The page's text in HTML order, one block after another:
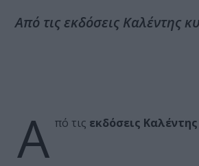
Από τις εκδόσεις Καλέντης
Α πό τις εκδόσεις Καλέντης